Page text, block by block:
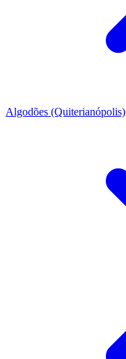
Algodões (Quiterianópolis)